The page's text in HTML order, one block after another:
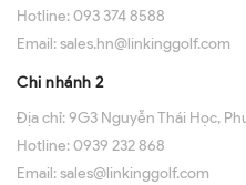
Hotline:093 374 8588
Email:sales.hn@linkinggolf.com
Chi nhánh 2
Địa chỉ:9G3 Nguyễn Thái Học,
Hotline:0939 232 868
Email:sales@linkinggolf.com